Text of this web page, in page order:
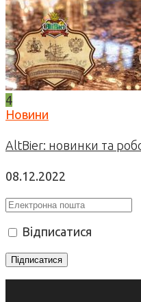
4
Новини
AltBier: новинки та
08.12.2022
Відписатися